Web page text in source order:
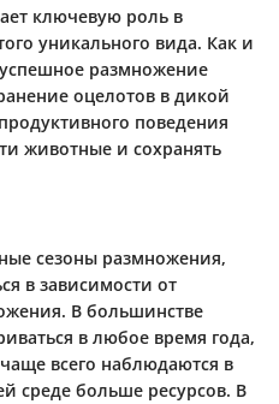
ключевую роль в
уникального вида. Как и
размножение
оцелотов в дикой
поведения
животные и сохранять
сезоны размножения,
в зависимости от
В большинстве
в любое время года,
всего наблюдаются в
среде больше ресурсов. В